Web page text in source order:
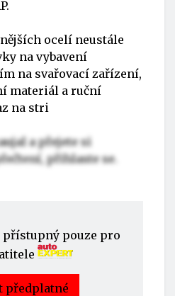
ocelí neustále
na vybavení
na svařovací zařízení,
materiál a ruční
na stri
a přejete si
přihlaste se.
přístupný pouze pro
předplatné